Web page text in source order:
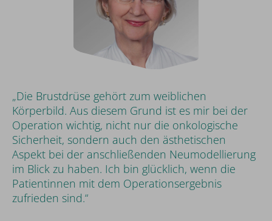
„Die Brustdrüse gehört zum weiblichen
Körperbild. Aus diesem Grund ist es mir bei der
Operation wichtig, nicht nur die onkologische
Sicherheit, sondern auch den ästhetischen
Aspekt bei der anschließenden Neumodellierung
im Blick zu haben. Ich bin glücklich, wenn die
Patientinnen mit dem Operationsergebnis
zufrieden sind.“